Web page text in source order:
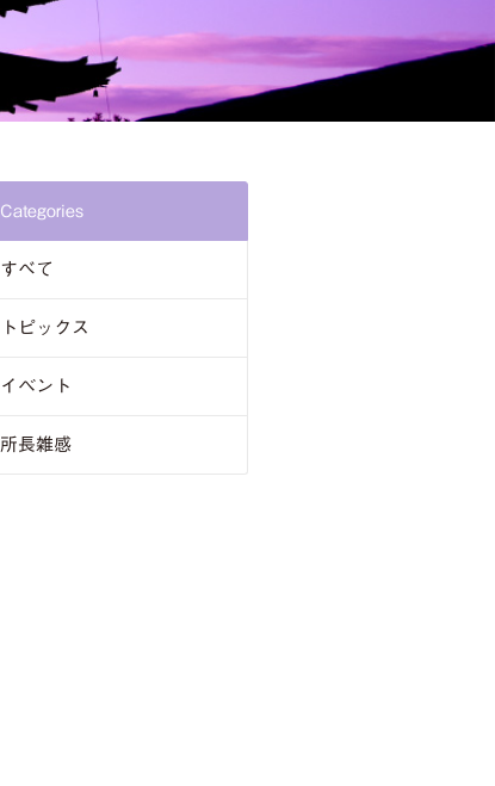
Categories
すべて
トピックス
イベント
所長雑感